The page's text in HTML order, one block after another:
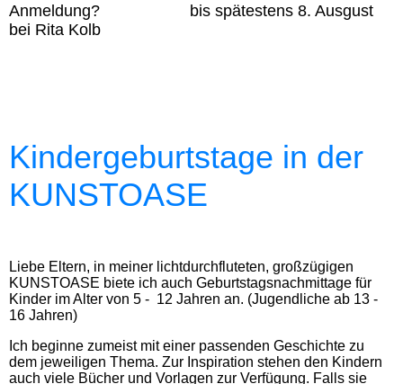
Anmeldung? bis spätestens 8. Ausgust
bei Rita Kolb
Kindergeburtstage in der
KUNSTOASE
Liebe Eltern, in meiner lichtdurchfluteten, großzügigen
KUNSTOASE biete ich auch Geburtstagsnachmittage für
Kinder im Alter von 5 - 12 Jahren an. (Jugendliche ab 13 -
16 Jahren)
Ich beginne zumeist mit einer passenden Geschichte zu
dem jeweiligen Thema. Zur Inspiration stehen den Kindern
auch viele Bücher und Vorlagen zur Verfügung. Falls sie